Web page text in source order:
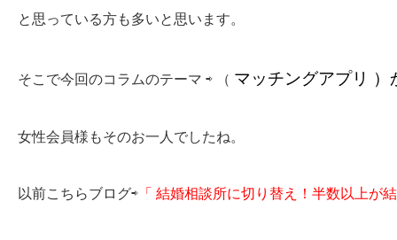
と思っている方も多いと思います。
そこで今回のコラムのテーマ ⇨ （ マッチングアプリ
女性会員様もそのお一人でしたね。
以前こちらブログ⇨ 「 結婚相談所に切り替え！半数以上が